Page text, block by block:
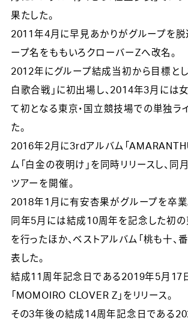
果たした。
2011年4月に早見あかりがグループを脱
ープ名をももいろクローバーZへ改名。
2012年にグループ結成当初から目標とし
白歌合戦」に初出場し、2014年3月には
て初となる東京・国立競技場での単独ラ
た。
2016年2月に3rdアルバム「
ム「白金の夜明け」を同時リリースし、同
ツアーを開催。
2018年1月に有安杏果がグループを卒業
同年5月には結成10周年を記念した初の
を行ったほか、ベストアルバム「桃も十、
表した。
結成11周年記念日である2019年5月17
「MOMOIRO CLOVER Z」をリリース。
その3年後の結成14周年記念日である